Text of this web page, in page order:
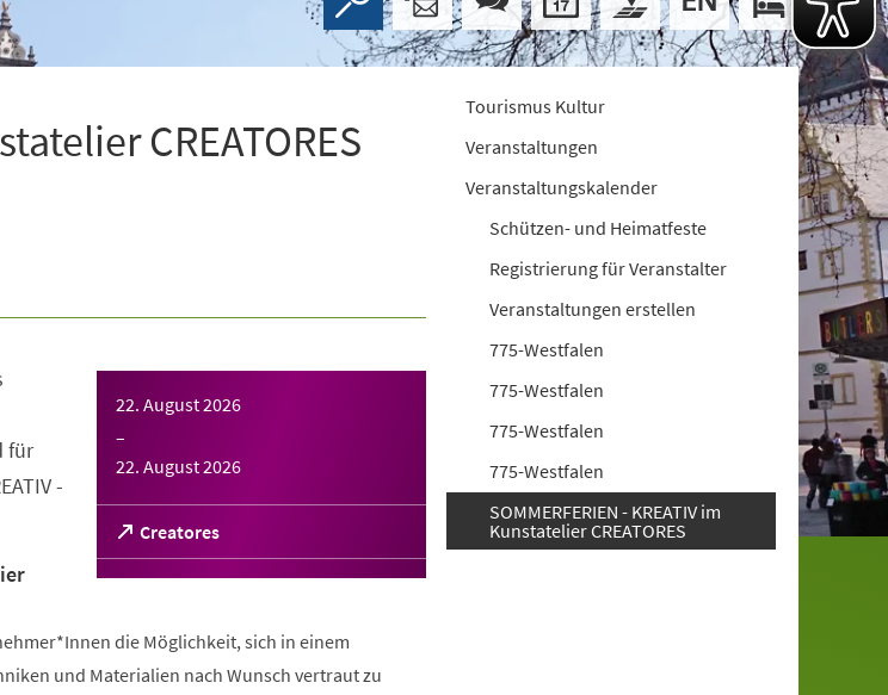
CREATORES
22. August 2026
–
22. August 2026
Creatores
(Öffnet
in
einem
für
-
die Möglichkeit, sich in einem
und Materialien nach Wunsch vertraut zu
Tourismus Kultur
Veranstaltungen
Veranstaltungskalender
Schützen- und Heimatfeste
Registrierung für Veranstalter
Veranstaltungen erstellen
775-Westfalen
775-Westfalen
775-Westfalen
775-Westfalen
SOMMERFERIEN - KREATIV im
Kunstatelier CREATORES